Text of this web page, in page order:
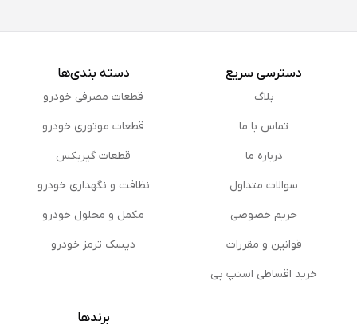
دسترسی سریع
بلاگ
تماس با ما
درباره ما
سوالات متداول
حریم خصوصی
قوانین و مقررات
خرید اقساطی اسنپ پی
دسته بندی‌ها
قطعات مصرفی خودرو
قطعات موتوری خودرو
قطعات گیربکس
نظافت و نگهداری خودرو
مكمل و محلول خودرو
دیسک ترمز خودرو
برندها